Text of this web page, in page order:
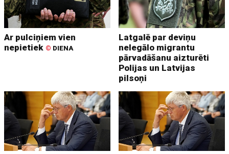
Ar pulciņiem vien
nepietiek © DIENA
Latgalē par deviņu
nelegālo migrantu
pārvadāšanu aizturēti
Polijas un Latvijas
pilsoņi